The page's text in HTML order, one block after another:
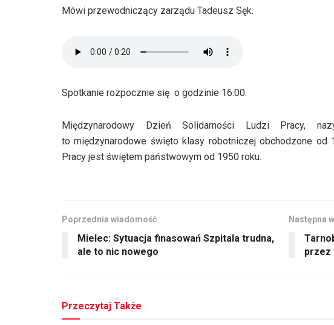
Mówi przewodniczący zarządu Tadeusz Sęk.
Spotkanie rozpocznie się o godzinie 16.00.
Międzynarodowy Dzień Solidarności Ludzi Pracy,
to międzynarodowe święto klasy robotniczej obchodzone od
Pracy jest świętem państwowym od 1950 roku.
Poprzednia wiadomość
Mielec: Sytuacja finasowań Szpitala trudna,
ale to nic nowego
Następna
przez
Przeczytaj Także